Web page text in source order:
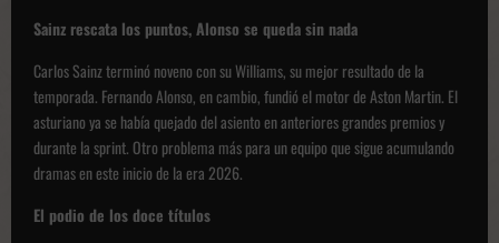
Sainz rescata los puntos, Alonso se queda sin nada
Carlos Sainz terminó noveno con su Williams, su mejor resultado de la
temporada. Fernando Alonso, en cambio, fundió el motor de Aston Martin. El
asturiano ya se había quejado del asiento en anteriores grandes premios y
durante la sprint. Otro problema más para un equipo que sigue acumulando
dramas en este inicio de la era 2026.
El podio de los doce títulos